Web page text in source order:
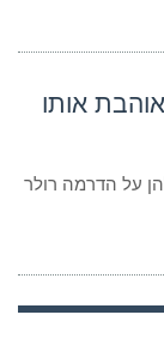
אותו
על הדרמה רולר